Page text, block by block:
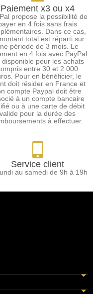
Paiement x3 ou x4
propose la possibilité de
en 4 fois sans frais
Dans ce cas,
total est réparti sur
période de 3 mois. Le
en 4 fois avec PayPal
disponible pour les achats
entre 30 et 2 000
Pour en bénéficier, le
doit résider en France et
compte Paypal doit être
à un compte bancaire
ou à une carte de débit
valide pour la durée des
à effectuer.
Service client
au samedi de 9h à 19h